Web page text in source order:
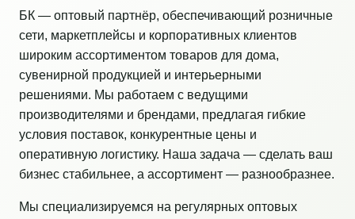
БК — оптовый партнёр, обеспечивающий розничные
сети, маркетплейсы и корпоративных клиентов
широким ассортиментом товаров для дома,
сувенирной продукцией и интерьерными
решениями. Мы работаем с ведущими
производителями и брендами, предлагая гибкие
условия поставок, конкурентные цены и
оперативную логистику. Наша задача — сделать ваш
бизнес стабильнее, а ассортимент — разнообразнее.
Мы специализируемся на регулярных оптовых